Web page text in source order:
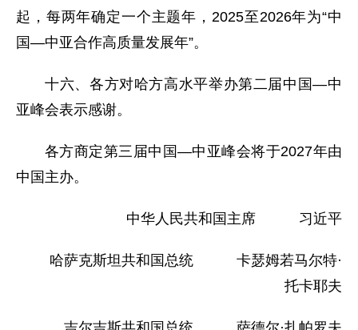
起，每两年确定一个主题年，2025至2026年为“中
国—中亚合作高质量发展年”。
十六、各方对哈方高水平举办第二届中国—中
亚峰会表示感谢。
各方商定第三届中国—中亚峰会将于2027年由
中国主办。
中华人民共和国主席 习近平
哈萨克斯坦共和国总统 卡瑟姆若马尔特·
托卡耶夫